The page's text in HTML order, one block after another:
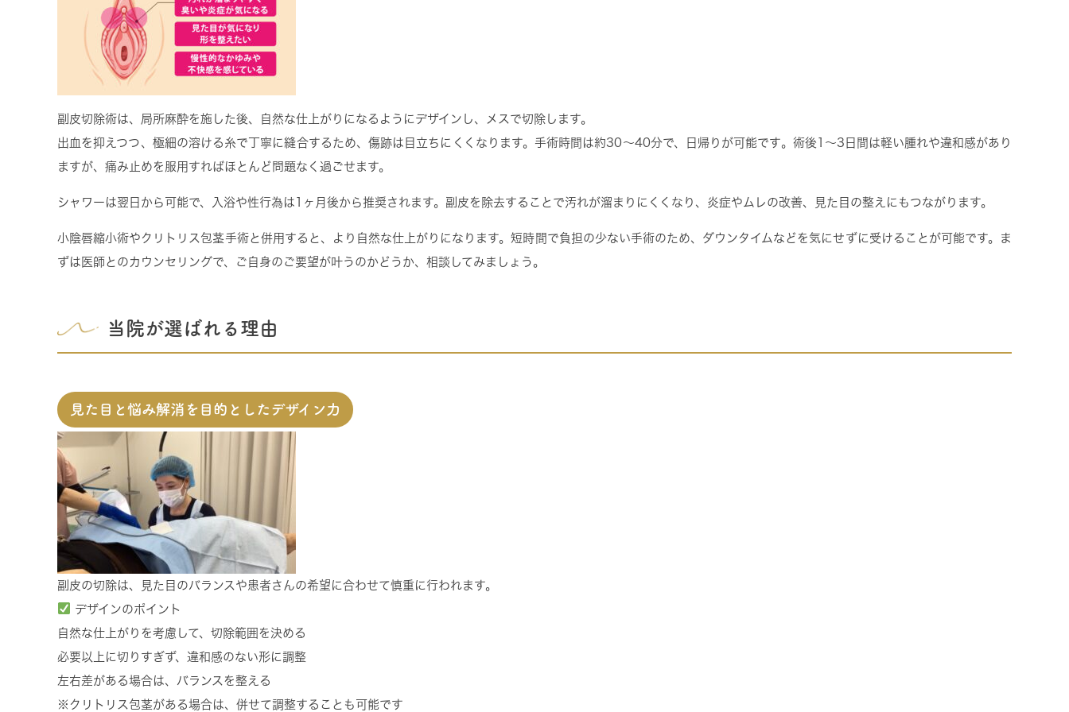
副皮切除術は、局所麻酔を施した後、自然な仕上がりになるようにデザインし、メスで切除します。
出血を抑えつつ、極細の溶ける糸で丁寧に縫合するため、傷跡は目立ちにくくなります。手術時間は約30～40分で、日帰りが可能です。術後1～3日間は軽い腫れや違和感があり
ますが、痛み止めを服用すればほとんど問題なく過ごせます。
シャワーは翌日から可能で、入浴や性行為は1ヶ月後から推奨されます。副皮を除去することで汚れが溜まりにくくなり、炎症やムレの改善、見た目の整えにもつながります。
小陰唇縮小術やクリトリス包茎手術と併用すると、より自然な仕上がりになります。短時間で負担の少ない手術のため、ダウンタイムなどを気にせずに受けることが可能です。ま
ずは医師とのカウンセリングで、ご自身のご要望が叶うのかどうか、相談してみましょう。
当院が選ばれる理由
見た目と悩み解消を目的としたデザイン力
副皮の切除は、見た目のバランスや患者さんの希望に合わせて慎重に行われます。
デザインのポイント
自然な仕上がりを考慮して、切除範囲を決める
必要以上に切りすぎず、違和感のない形に調整
左右差がある場合は、バランスを整える
※クリトリス包茎がある場合は、併せて調整することも可能です